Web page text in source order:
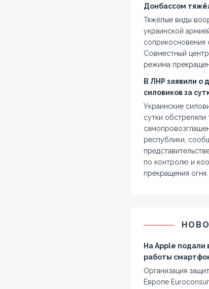
Донбассом
Тяжёлые виды
украинской
соприкосновения
Совместный
режима
В ЛНР заявили о
силовиков за
Украинские
сутки
республики,
по контролю и
прекращения огня.
На Apple подали
работы
Организация
Европе